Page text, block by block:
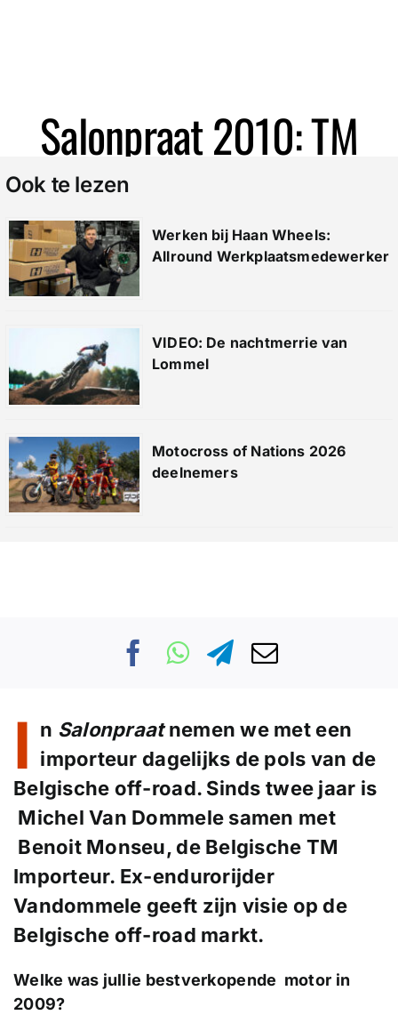
Salonpraat 2010: TM
Ook te lezen
Werken bij Haan Wheels:
Allround Werkplaatsmedewerker
VIDEO: De nachtmerrie van
Lommel
Motocross of Nations 2026
deelnemers
I n Salonpraatnemen we met een
importeur dagelijks de pols van de
Belgische off-road. Sinds twee jaar is
Michel Van Dommele samen met
Benoit Monseu, de Belgische TM
Importeur. Ex-endurorijder
Vandommele geeft zijn visie op de
Belgische off-road markt.
Welke was jullie bestverkopende motor in
2009?